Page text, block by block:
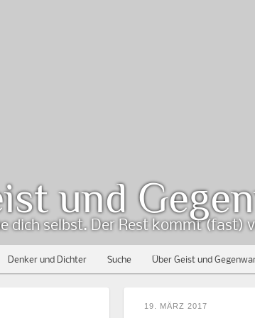
Denker und Dichter Suche Über Geist und
und
dich selbst. Der Rest kommt (fast)
19. MÄRZ 2017